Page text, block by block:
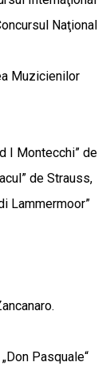
Naţional
Muzicienilor
I Montecchi” de
de Strauss,
Lammermoor”
Pasquale“